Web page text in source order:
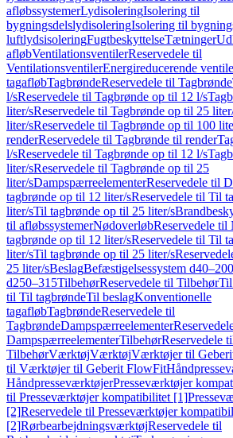
afløbssystemerLydisoleringIsolering til
bygningsdelslydisoleringIsolering til
luftlydsisoleringFugtbeskyttelseTætninger
afløbVentilationsventilerReservedele til
VentilationsventilerEnergireducerende
tagafløbTagbrøndeReservedele til Tagbrønde
l/sReservedele til Tagbrønde op til 12 l/s
liter/sReservedele til Tagbrønde op til 25
liter/sReservedele til Tagbrønde op til 100
renderReservedele til Tagbrønde til render
l/sReservedele til Tagbrønde op til 12 l/s
liter/sReservedele til Tagbrønde op til 25
liter/sDampspærreelementerReservedele til
tagbrønde op til 12 liter/sReservedele til Til
liter/sTil tagbrønde op til 25 liter/s
til afløbssystemerNødoverløbReservedele til
tagbrønde op til 12 liter/sReservedele til Til
liter/sTil tagbrønde op til 25 liter/s
25 liter/sBeslagBefæstigelsessystem d40–200
d250–315TilbehørReservedele til TilbehørTil
til Til tagbrøndeTil beslagKonventionelle
tagafløbTagbrøndeReservedele til
TagbrøndeDampspærreelementer
DampspærreelementerTilbehørReservedele
TilbehørVærktøjVærktøjVærktøjer til
til Værktøjer til Geberit FlowFit
HåndpresseværktøjerPresseværktøjer
til Presseværktøjer kompatibilitet [1]
[2]Reservedele til Presseværktøjer
[2]RørbearbejdningsværktøjReservedele til